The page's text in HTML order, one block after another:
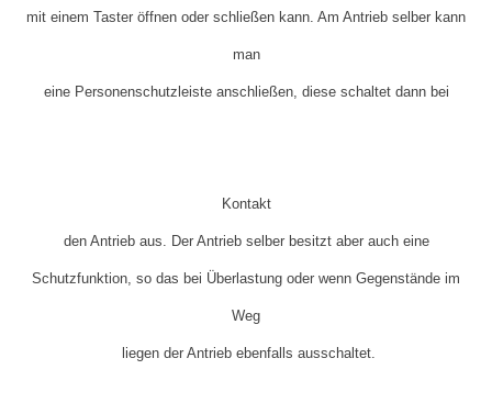
mit einem Taster öffnen oder schließen kann. Am Antrieb selber kann
man
eine Personenschutzleiste anschließen, diese schaltet dann bei
Kontakt
den Antrieb aus. Der Antrieb selber besitzt aber auch eine
Schutzfunktion, so das bei Überlastung oder wenn Gegenstände im
Weg
liegen der Antrieb ebenfalls ausschaltet.